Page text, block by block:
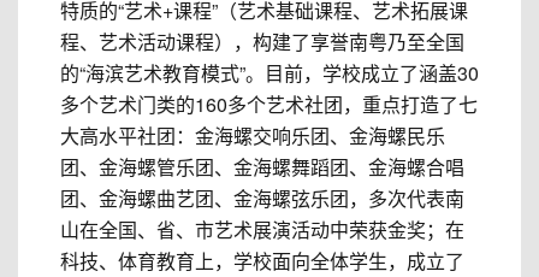
特质的“艺术+课程”（艺术基础课程、艺术拓展课
程、艺术活动课程），构建了享誉南粤乃至全国
的“海滨艺术教育模式”。目前，学校成立了涵盖30
多个艺术门类的160多个艺术社团，重点打造了七
大高水平社团：金海螺交响乐团、金海螺民乐
团、金海螺管乐团、金海螺舞蹈团、金海螺合唱
团、金海螺曲艺团、金海螺弦乐团，多次代表南
山在全国、省、市艺术展演活动中荣获金奖；在
科技、体育教育上，学校面向全体学生，成立了